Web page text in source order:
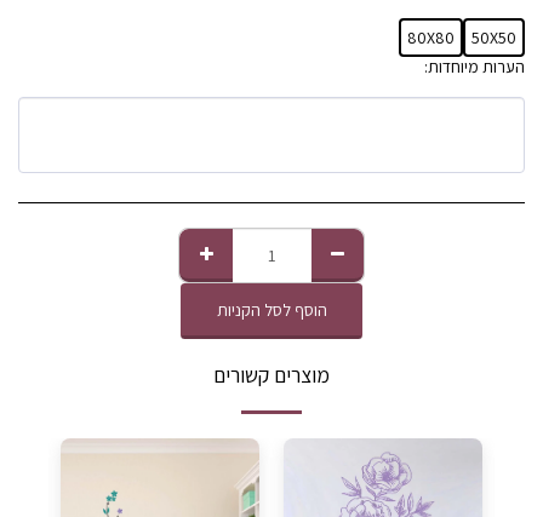
50X50
80X80
הערות מיוחדות:
הוסף לסל הקניות
מוצרים קשורים